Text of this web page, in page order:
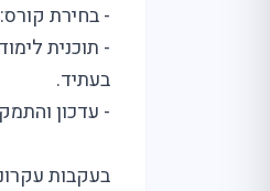
- בחירת
- תוכנית
בעתיד.
- עדכון
בעקבות